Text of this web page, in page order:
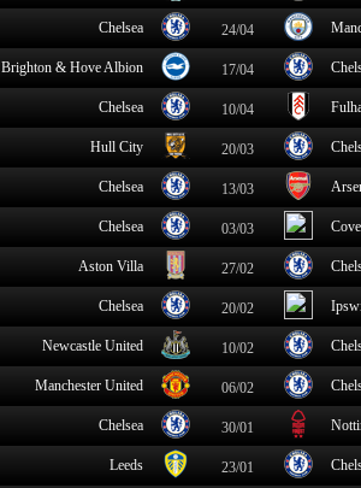
Chelsea 24/04
Brighton & Hove Albion 17/04
Chelsea 10/04
Hull City 20/03
Chelsea 13/03
Chelsea 03/03
Aston Villa 27/02
Chelsea 20/02
Newcastle United 10/02
Manchester United 06/02
Chelsea 30/01
Leeds 23/01